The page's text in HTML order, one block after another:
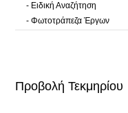
- Ειδική Αναζήτηση
- Φωτοτράπεζα Έργων
Προβολή Τεκμηρίου